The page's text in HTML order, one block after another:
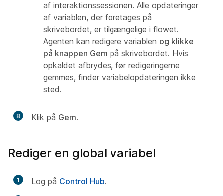
af interaktionssessionen. Alle opdateringer
af variablen, der foretages på
skrivebordet, er tilgængelige i flowet.
Agenten kan redigere variablen og klikke
på knappen Gem på skrivebordet. Hvis
opkaldet afbrydes, før redigeringerne
gemmes, finder variabelopdateringen ikke
sted.
8 Klik på Gem.
Rediger en global variabel
1 Log på Control Hub.